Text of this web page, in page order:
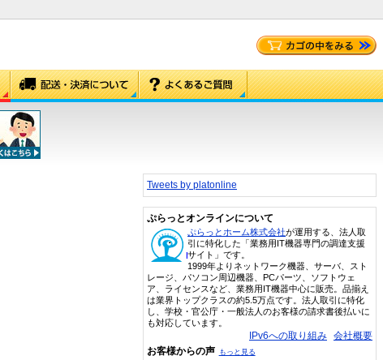
Tweets by platonline
ぷらっとオンラインについて
ぷらっとホーム株式会社が運用する、法人取
引に特化した「業務用IT機器専門の調達支援
サイト」です。
1999年よりネットワーク機器、サーバ、スト
レージ、パソコン周辺機器、PCパーツ、ソフトウェ
ア、ライセンスなど、業務用IT機器中心に販売。品揃え
は業界トップクラスの約5.5万点です。法人取引に特化
し、学校・官公庁・一般法人のお客様の請求書後払いに
も対応しています。
IPv6への取り組み 会社概要
お客様からの声 もっと見る